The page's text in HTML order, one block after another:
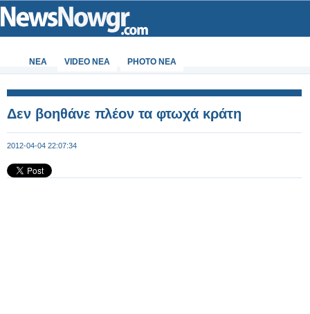
ΝΕΑ VIDEO NEA PHOTO NEA
Δεν βοηθάνε πλέον τα φτωχά κράτη
2012-04-04 22:07:34